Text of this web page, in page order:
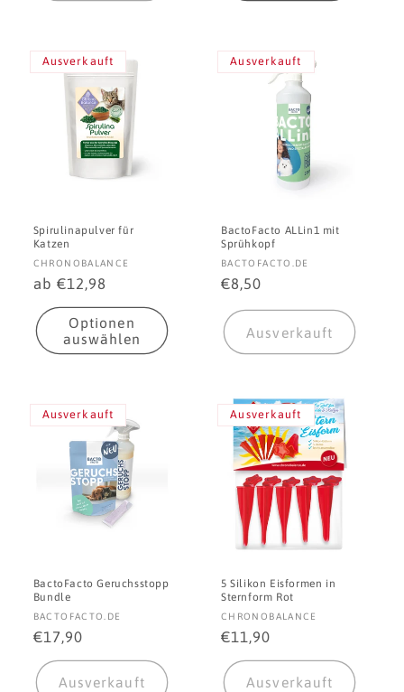
Ausverkauft
Spirulinapulver für
Katzen
Anbieter:
CHRONOBALANCE
Normaler
Preis
ab €12,98
Optionen
auswählen
Ausverkauft
BactoFacto ALLin1 mit
Sprühkopf
Anbieter:
BACTOFACTO.DE
Normaler
€8,50
Ausverkauft
Ausverkauft
BactoFacto Geruchsstopp
Bundle
Anbieter:
BACTOFACTO.DE
Normaler
Preis
€17,90
Ausverkauft
Ausverkauft
5 Silikon Eisformen in
Sternform Rot
Anbieter:
CHRONOBALANCE
Normaler
Preis
€11,90
Ausverkauft